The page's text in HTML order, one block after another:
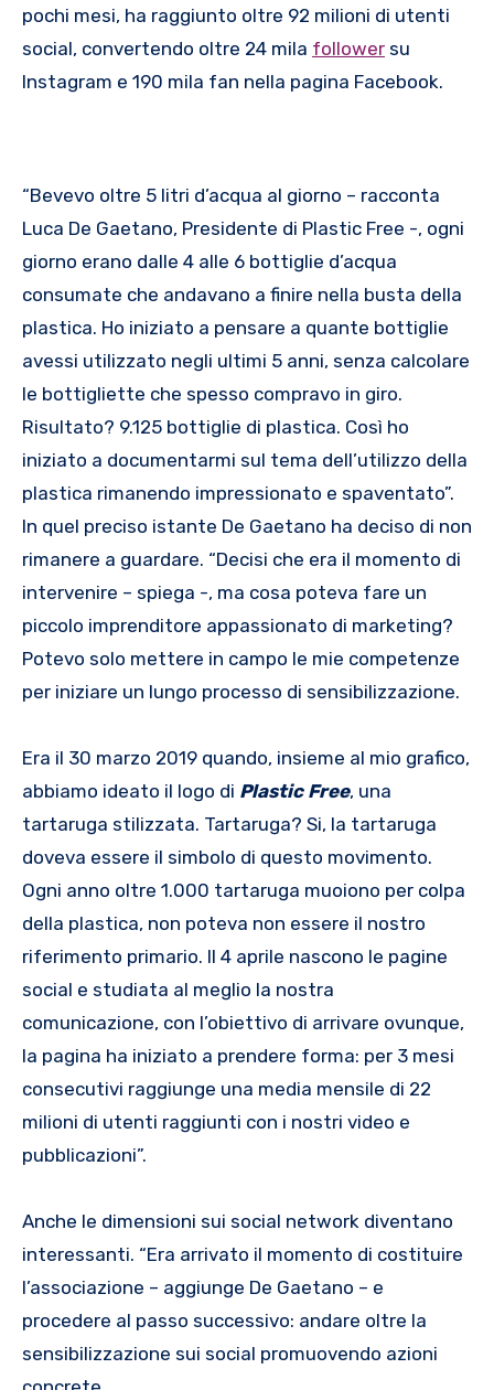
pochi mesi, ha raggiunto oltre 92 milioni di utenti
social, convertendo oltre 24 mila follower su
Instagram e 190 mila fan nella pagina Facebook.
“Bevevo oltre 5 litri d’acqua al giorno – racconta
Luca De Gaetano, Presidente di Plastic Free -, ogni
giorno erano dalle 4 alle 6 bottiglie d’acqua
consumate che andavano a finire nella busta della
plastica. Ho iniziato a pensare a quante bottiglie
avessi utilizzato negli ultimi 5 anni, senza calcolare
le bottigliette che spesso compravo in giro.
Risultato? 9.125 bottiglie di plastica. Così ho
iniziato a documentarmi sul tema dell’utilizzo della
plastica rimanendo impressionato e spaventato”.
In quel preciso istante De Gaetano ha deciso di non
rimanere a guardare. “Decisi che era il momento di
intervenire – spiega -, ma cosa poteva fare un
piccolo imprenditore appassionato di marketing?
Potevo solo mettere in campo le mie competenze
per iniziare un lungo processo di sensibilizzazione.
Era il 30 marzo 2019 quando, insieme al mio grafico,
abbiamo ideato il logo di Plastic Free, una
tartaruga stilizzata. Tartaruga? Si, la tartaruga
doveva essere il simbolo di questo movimento.
Ogni anno oltre 1.000 tartaruga muoiono per colpa
della plastica, non poteva non essere il nostro
riferimento primario. Il 4 aprile nascono le pagine
social e studiata al meglio la nostra
comunicazione, con l’obiettivo di arrivare ovunque,
la pagina ha iniziato a prendere forma: per 3 mesi
consecutivi raggiunge una media mensile di 22
milioni di utenti raggiunti con i nostri video e
pubblicazioni”.
Anche le dimensioni sui social network diventano
interessanti. “Era arrivato il momento di costituire
l’associazione – aggiunge De Gaetano – e
procedere al passo successivo: andare oltre la
sensibilizzazione sui social promuovendo azioni